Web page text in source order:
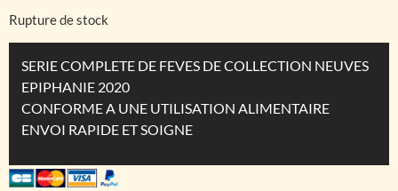
Rupture de stock
SERIE COMPLETE DE FEVES DE COLLECTION NEUVES
EPIPHANIE 2020
CONFORME A UNE UTILISATION ALIMENTAIRE
ENVOI RAPIDE ET SOIGNE